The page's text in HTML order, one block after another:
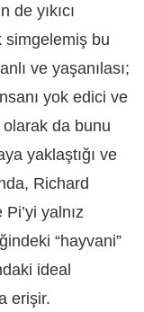
yıkıcı
simgelemiş bu
ve yaşanılası;
yok edici ve
olarak da bunu
yaklaştığı ve
Richard
yalnız
“hayvani”
ideal
erişir.